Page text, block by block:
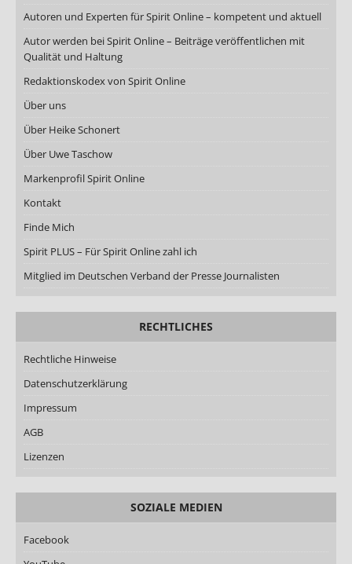
Autoren und Experten für Spirit Online – kompetent und aktuell
Autor werden bei Spirit Online – Beiträge veröffentlichen mit
Qualität und Haltung
Redaktionskodex von Spirit Online
Über uns
Über Heike Schonert
Über Uwe Taschow
Markenprofil Spirit Online
Kontakt
Finde Mich
Spirit PLUS – Für Spirit Online zahl ich
Mitglied im Deutschen Verband der Presse Journalisten
RECHTLICHES
Rechtliche Hinweise
Datenschutzerklärung
Impressum
AGB
Lizenzen
SOZIALE MEDIEN
Facebook